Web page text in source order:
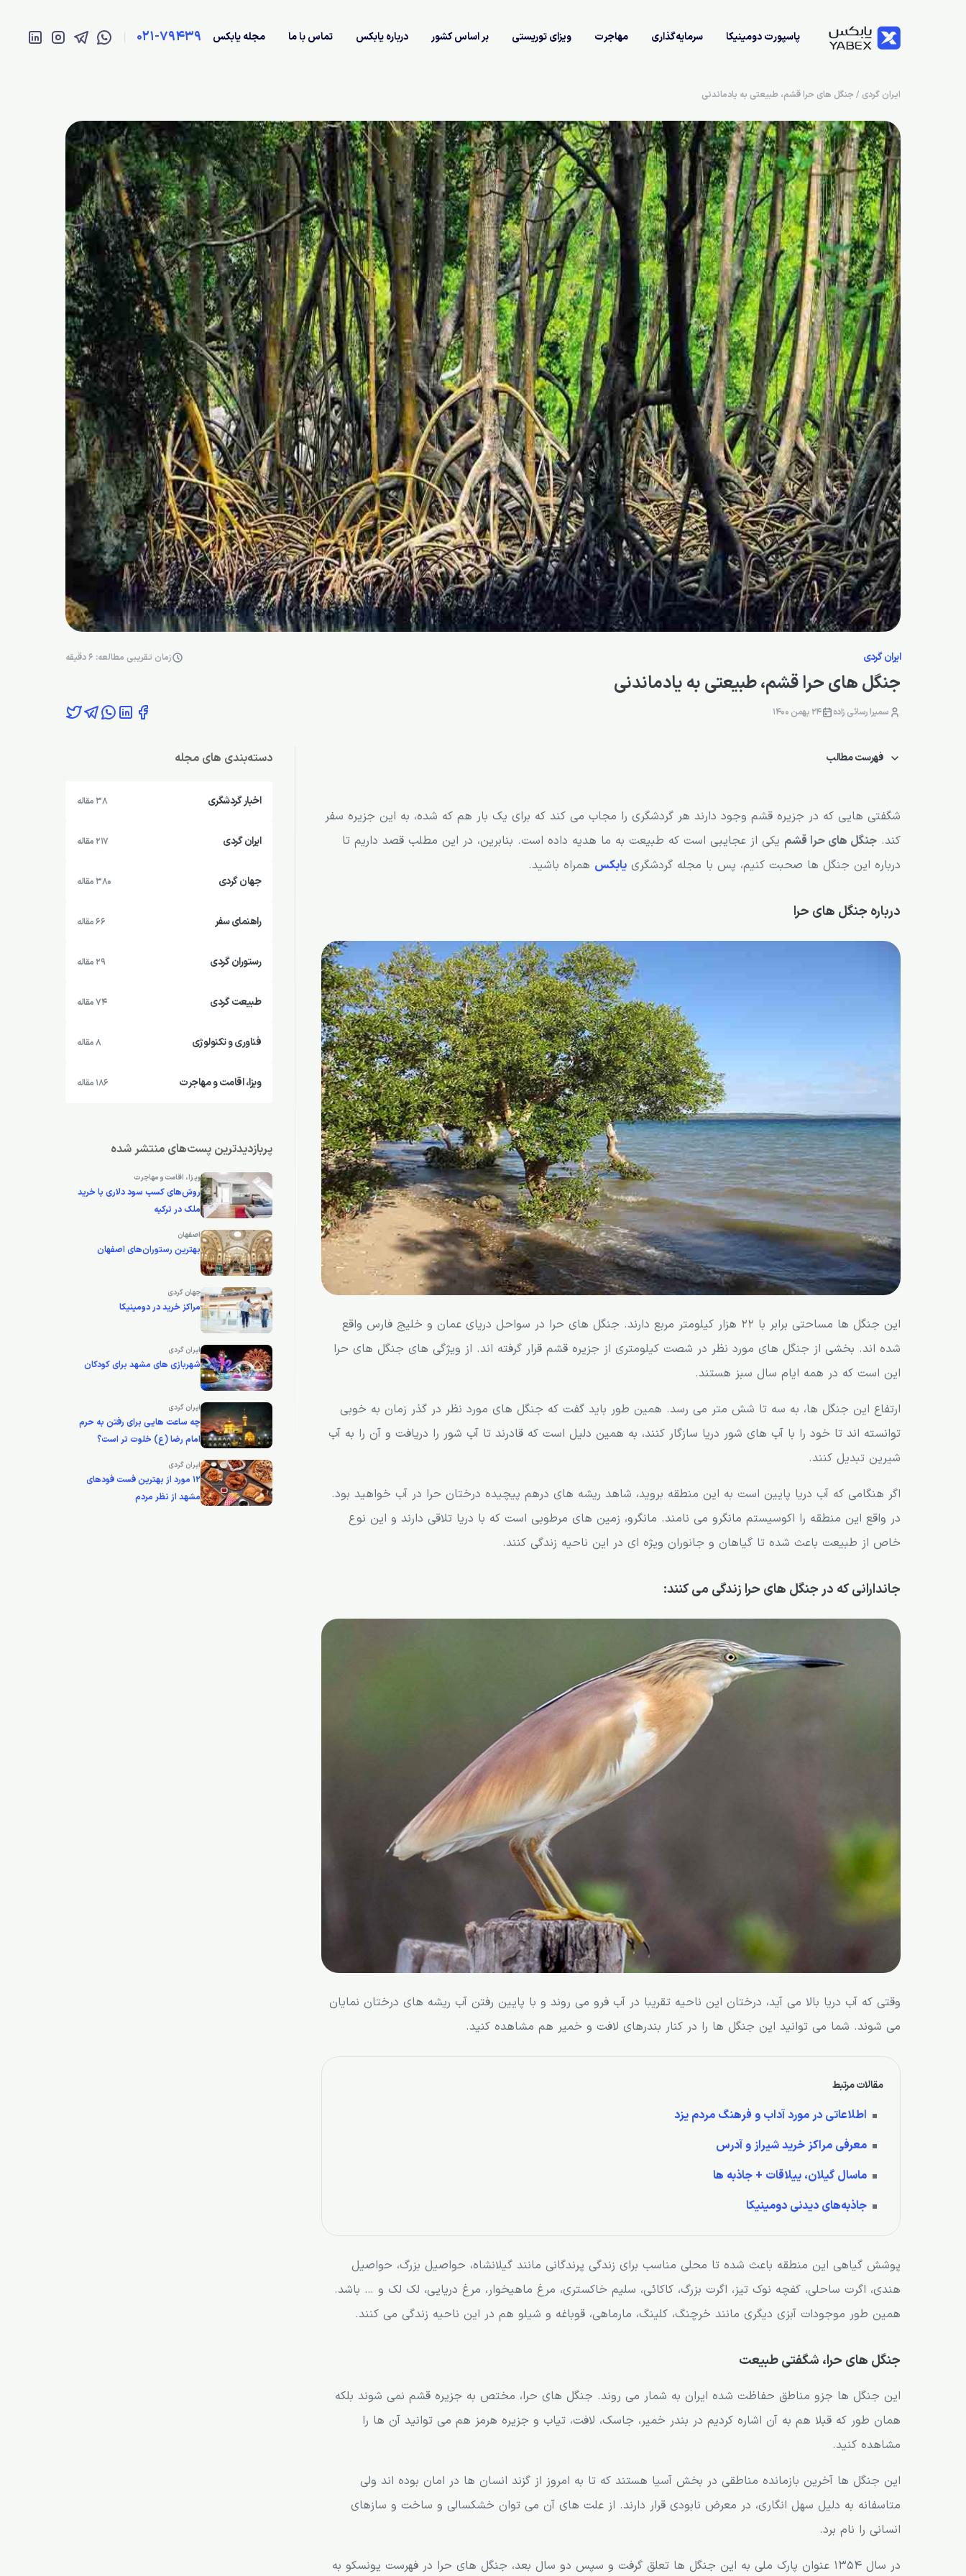
پاسپورت دومینیکا سرمایه‌گذاری مهاجرت ویزای توریستی بر اساس کشور درباره یابکس تماس با ما مجله یابکس 021-79439
ایران گردی / جنگل های حرا قشم، طبیعتی به یادماندنی
ایران گردی زمان تقریبی مطالعه: 6 دقیقه
جنگل های حرا قشم، طبیعتی به یادماندنی
سمیرا رسائی زاده 24 بهمن 1400
فهرست مطالب
جاندارانی که در جنگل های حرا زندگی می کنند:
جنگل های حرا، شگفتی طبیعت
پوشش گیاهی جنگل حرا
استفاده از درختان حرا
نکات جالب توجه درباره جنگل های حرا
بهترین زمان برای دیدن جنگل های حرا
نحوه دسترسی به جنگل های حرا
شگفتی هایی که در جزیره قشم وجود دارند هر گردشگری را مجاب می کند که برای یک بار هم که شده، به این جزیره سفر
کند. جنگل های حرا قشم یکی از عجایبی است که طبیعت به ما هدیه داده است. بنابرین، در این مطلب قصد داریم تا
درباره این جنگل ها صحبت کنیم، پس با مجله گردشگری یابکس همراه باشید.
درباره جنگل های حرا
این جنگل ها مساحتی برابر با 22 هزار کیلومتر مربع دارند. جنگل های حرا در سواحل دریای عمان و خلیج فارس واقع
شده اند. بخشی از جنگل های مورد نظر در شصت کیلومتری از جزیره قشم قرار گرفته اند. از ویژگی های جنگل های حرا
این است که در همه ایام سال سبز هستند.
ارتفاع این جنگل ها، به سه تا شش متر می رسد. همین طور باید گفت که جنگل های مورد نظر در گذر زمان به خوبی
توانسته اند تا خود را با آب های شور دریا سازگار کنند، به همین دلیل است که قادرند تا آب شور را دریافت و آن را به آب
شیرین تبدیل کنند.
اگر هنگامی که آب دریا پایین است به این منطقه بروید، شاهد ریشه های درهم پیچیده درختان حرا در آب خواهید بود.
در واقع این منطقه را اکوسیستم مانگرو می نامند. مانگرو، زمین های مرطوبی است که با دریا تلاقی دارند و این نوع
خاص از طبیعت باعث شده تا گیاهان و جانوران ویژه ای در این ناحیه زندگی کنند.
جاندارانی که در جنگل های حرا زندگی می کنند:
وقتی که آب دریا بالا می آید، درختان این ناحیه تقریبا در آب فرو می روند و با پایین رفتن آب ریشه های درختان نمایان
می شوند. شما می توانید این جنگل ها را در کنار بندرهای لافت و خمیر هم مشاهده کنید.
مقالات مرتبط
اطلاعاتی در مورد آداب و فرهنگ مردم یزد
معرفی مراکز خرید شیراز و آدرس
ماسال گیلان، ییلاقات + جاذبه ها
جاذبه‌های دیدنی دومینیکا
پوشش گیاهی این منطقه باعث شده تا محلی مناسب برای زندگی پرندگانی مانند گیلانشاه، حواصیل بزرگ، حواصیل
هندی، اگرت ساحلی، کفچه نوک تیز، اگرت بزرگ، کاکائی، سلیم خاکستری، مرغ ماهیخوار، مرغ دریایی، لک لک و … باشد.
همین طور موجودات آبزی دیگری مانند خرچنگ، کلینگ، مارماهی، قوباغه و شیلو هم در این ناحیه زندگی می کنند.
جنگل های حرا، شگفتی طبیعت
این جنگل ها جزو مناطق حفاظت شده ایران به شمار می روند. جنگل های حرا، مختص به جزیره قشم نمی شوند بلکه
همان طور که قبلا هم به آن اشاره کردیم در بندر خمیر، جاسک، لافت، تیاب و جزیره هرمز هم می توانید آن ها را
مشاهده کنید.
این جنگل ها آخرین بازمانده مناطقی در بخش آسیا هستند که تا به امروز از گزند انسان ها در امان بوده اند ولی
متاسفانه به دلیل سهل انگاری، در معرض نابودی قرار دارند. از علت های آن می توان خشکسالی و ساخت و سازهای
انسانی را نام برد.
در سال 1354 عنوان پارک ملی به این جنگل ها تعلق گرفت و سپس دو سال بعد، جنگل های حرا در فهرست یونسکو به
دسته‌بندی های مجله
اخبار گردشگری 38 مقاله
ایران گردی 217 مقاله
جهان گردی 380 مقاله
راهنمای سفر 66 مقاله
رستوران گردی 29 مقاله
طبیعت گردی 74 مقاله
فناوری و تکنولوژی 8 مقاله
ویزا، اقامت و مهاجرت 186 مقاله
پربازدیدترین پست‌های منتشر شده
ویزا، اقامت و مهاجرت
روش‌های کسب سود دلاری با خرید
ملک در ترکیه
اصفهان
بهترین رستوران‌های اصفهان
جهان گردی
مراکز خرید در دومینیکا
ایران گردی
شهربازی های مشهد برای کودکان
ایران گردی
چه ساعت هایی برای رفتن به حرم
امام رضا (ع) خلوت تر است؟
ایران گردی
12 مورد از بهترین فست فودهای
مشهد از نظر مردم